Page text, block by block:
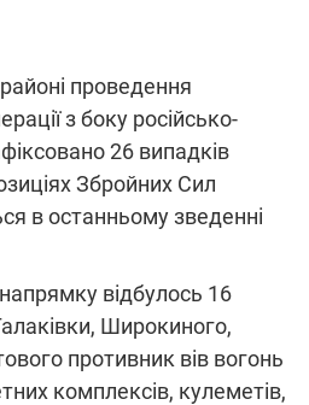
проведення
з боку російсько-
26 випадків
Збройних Сил
в останньому зведенні
відбулось 16
Широкиного,
противник вів вогонь
комплексів, кулеметів,